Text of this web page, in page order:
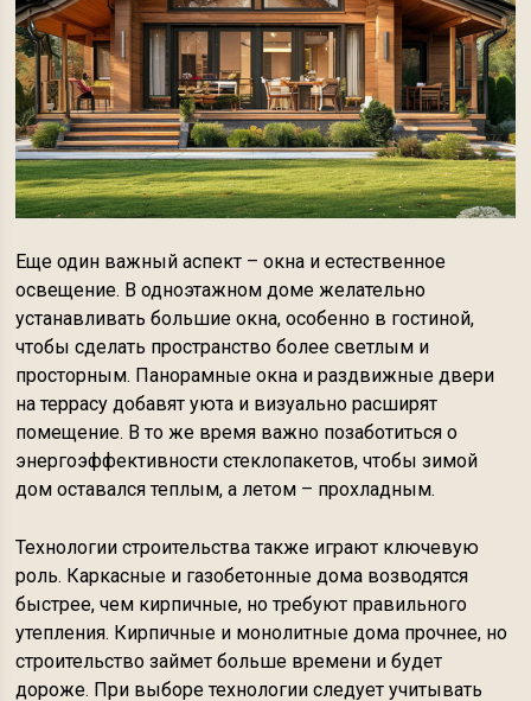
Еще один важный аспект – окна и естественное
освещение. В одноэтажном доме желательно
устанавливать большие окна, особенно в гостиной,
чтобы сделать пространство более светлым и
просторным. Панорамные окна и раздвижные двери
на террасу добавят уюта и визуально расширят
помещение. В то же время важно позаботиться о
энергоэффективности стеклопакетов, чтобы зимой
дом оставался теплым, а летом – прохладным.
Технологии строительства также играют ключевую
роль. Каркасные и газобетонные дома возводятся
быстрее, чем кирпичные, но требуют правильного
утепления. Кирпичные и монолитные дома прочнее, но
строительство займет больше времени и будет
дороже. При выборе технологии следует учитывать